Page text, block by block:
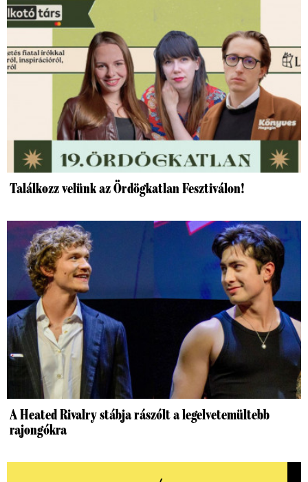
Találkozz velünk az Ördögkatlan Fesztiválon!
A Heated Rivalry stábja rászólt a legelvetemültebb
rajongókra